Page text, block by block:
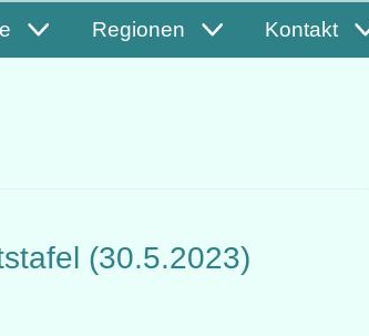
Regionen Kontakt
(30.5.2023)